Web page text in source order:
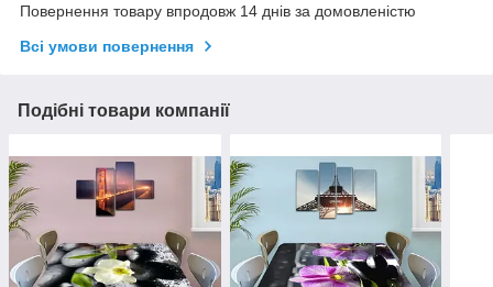
Повернення товару впродовж 14 днів за домовленістю
Всі умови повернення
Подібні товари компанії